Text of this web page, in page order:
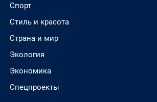
Спорт
Стиль и красота
Страна и мир
Экология
Экономика
Спецпроекты